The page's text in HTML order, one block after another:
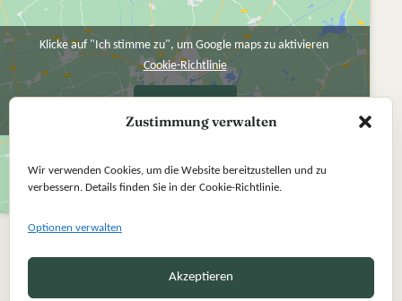
Zustimmung verwalten
Wir verwenden Cookies, um die Website bereitzustellen und zu
verbessern. Details finden Sie in der Cookie-Richtlinie.
Optionen verwalten
Akzeptieren
Klicke auf "Ich stimme zu", um Google maps zu aktivieren
Cookie-Richtlinie